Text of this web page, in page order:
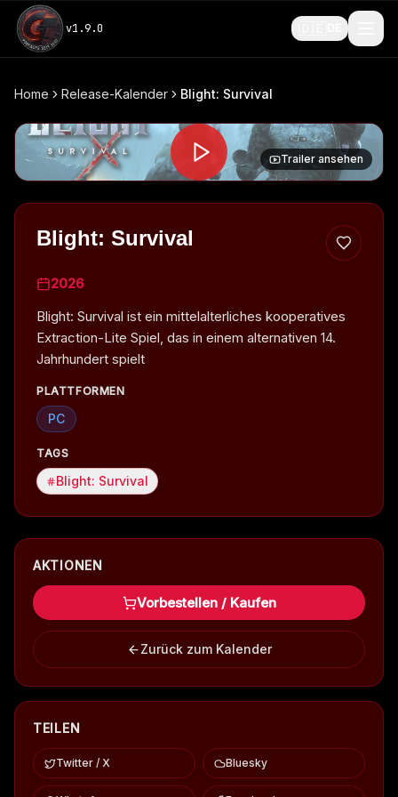
v1.9.0
Home Release-Kalender Blight: Survival
Trailer ansehen
Blight: Survival
2026
Blight: Survival ist ein mittelalterliches kooperatives
Extraction-Lite Spiel, das in einem alternativen 14.
Jahrhundert spielt
PLATTFORMEN
PC
TAGS
Blight: Survival
AKTIONEN
Vorbestellen / Kaufen
Zurück zum Kalender
TEILEN
Twitter / X Bluesky